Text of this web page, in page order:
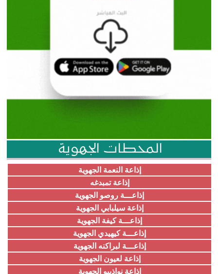
المحطات الجهوية
إذاعة النعمة الجهوية
إذاعة تمبدغه
إذاعـــة روصو الجهوية
إذاعة سيلبابي الجهوية
إذاعـــة كيفة الجهوية
إذاعـــة كيهيدي الجهوية
إذاعـــة لبراكنه الجهوية
إذاعة لعيون الجهوية
إذاعة نواذيبو الجهوية